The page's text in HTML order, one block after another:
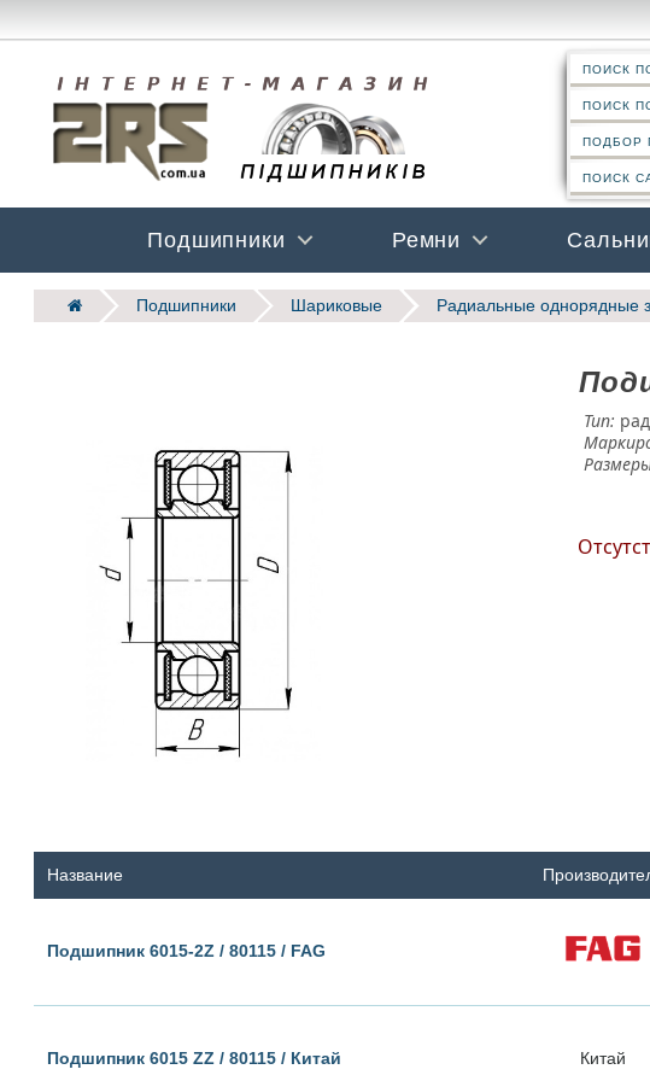
ПОИСК
ПОИСК
ПОДБОР
ПОИСК
Подшипники Ремни
Подшипники Шариковые Радиальные однорядные
Тип:
Название
Подшипник 6015-2Z / 80115 / FAG
Подшипник 6015 ZZ / 80115 / Китай Китай